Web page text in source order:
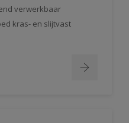
verwerkbaar
kras- en slijtvast